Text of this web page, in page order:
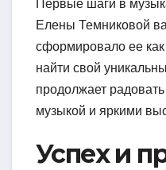
Первые шаги в
Елены Темниковой
сформировало ее как
найти свой
продолжает
музыкой и яркими
Успех и